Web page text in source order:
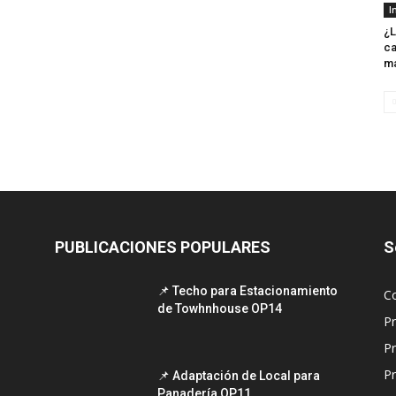
PUBLICACIONES POPULARES
📌 Techo para Estacionamiento
de Towhnhouse OP14
📌 Adaptación de Local para